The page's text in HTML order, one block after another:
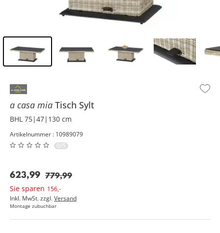
a casa mia Tisch Sylt
BHL 75|47|130 cm
Artikelnummer : 10989079
0/5
623,99 779,99
Sie sparen 156,-
Inkl. MwSt. zzgl.Versand
Montage zubuchbar